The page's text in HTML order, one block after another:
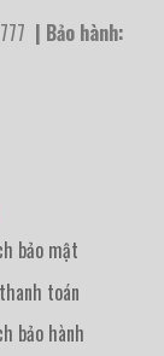
| Bảo hành:
bảo mật
toán
bảo hành